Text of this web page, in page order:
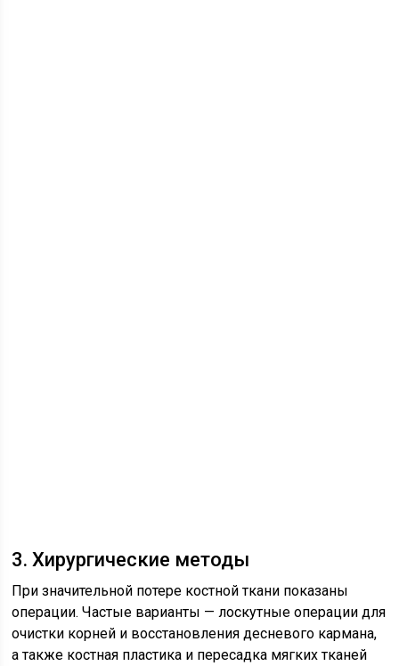
3. Хирургические методы
При значительной потере костной ткани показаны
операции. Частые варианты — лоскутные операции для
очистки корней и восстановления десневого кармана,
а также костная пластика и пересадка мягких тканей